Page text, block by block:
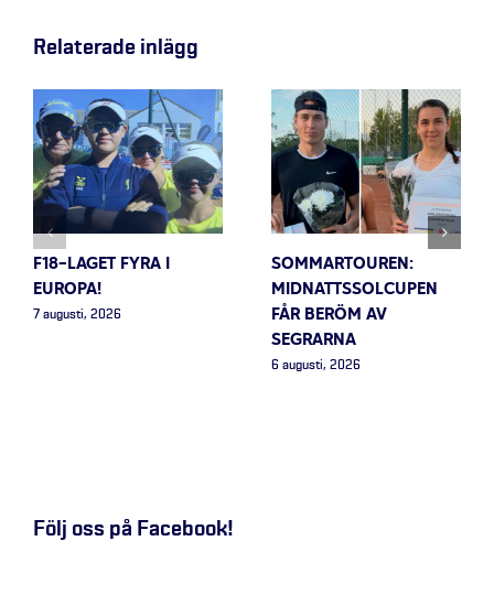
Relaterade inlägg
F18-LAGET FYRA I
EUROPA!
7 augusti, 2026
SOMMARTOUREN:
MIDNATTSSOLCUPEN
FÅR BERÖM AV
SEGRARNA
6 augusti, 2026
Följ oss på Facebook!